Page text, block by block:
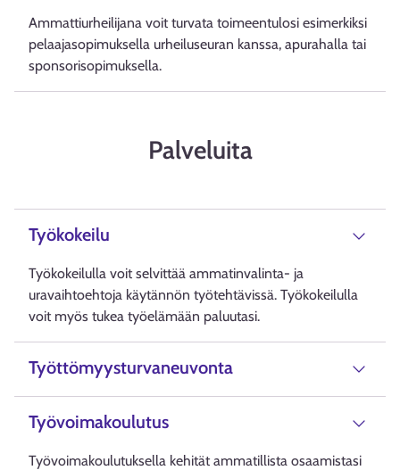
Ammattiurheilijana voit turvata toimeentulosi esimerkiksi
pelaajasopimuksella urheiluseuran kanssa, apurahalla tai
sponsorisopimuksella.
Palveluita
Työkokeilu
Työkokeilulla voit selvittää ammatinvalinta- ja
uravaihtoehtoja käytännön työtehtävissä. Työkokeilulla
voit myös tukea työelämään paluutasi.
Työttömyysturvaneuvonta
Työvoimakoulutus
Työvoimakoulutuksella kehität ammatillista osaamistasi